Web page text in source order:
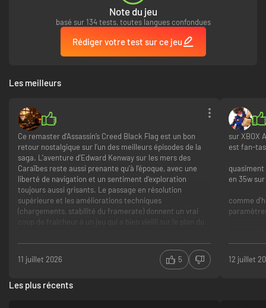
tels que Barbe-Noire et Stede Bonnet. Des alliés inattendus croiseront
également votre route : trois officiers rejoindront ainsi votre équipage au
cœur du récit principal. D'autres surprises vous attendent, comme de
nouveaux chants de marins, des animaux de compagnie, un mode photo
et bien plus encore.
Note du jeu
basé sur 134 tests, toutes langues confondues
Rédiger votre test sur ce jeu
Les meilleurs
Ce remaster d’Assassin’s Creed Black Flag est un bon
retour nostalgique sur l’un des meilleurs épisodes de la
saga. L’aventure d’Edward Kenway sur les mers des
Caraïbes reste aussi prenante qu’à l’époque, avec une
liberté de navigation et un sentiment d’exploration
toujours aussi grisants. Le passage en résolution
supérieure et les améliorations techniques
(chargements, stabilité du framerate) donnent un vrai
coup de fraîcheur à un jeu qui a bien vieilli sur le plan du
trésors : le contenu est toujours aussi riche et addictif.
Univers pirate immersif et écriture toujours excellente
Gameplay naval qui reste une référence du genre
11 juillet 2026 5
sur XBOX
est fan-
en 35w
comme
jackdaw
cabine du
12 juillet
Les plus récents